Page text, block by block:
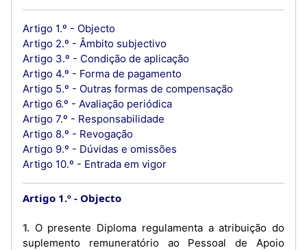
Artigo 1.º - Objecto
Artigo 2.º - Âmbito subjectivo
Artigo 3.º - Condição de aplicação
Artigo 4.º - Forma de pagamento
Artigo 5.º - Outras formas de compensação
Artigo 6.º - Avaliação periódica
Artigo 7.º - Responsabilidade
Artigo 8.º - Revogação
Artigo 9.º - Dúvidas e omissões
Artigo 10.º - Entrada em vigor
Artigo 1.º Objecto
1. O presente Diploma regulamenta a atribuição do
suplemento remuneratório ao Pessoal de Apoio